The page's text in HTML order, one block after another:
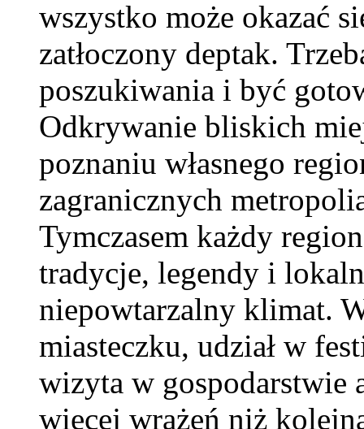
wszystko może okazać
zatłoczony deptak.
poszukiwania i być
Odkrywanie bliskich
poznaniu własnego
zagranicznych
Tymczasem każdy
tradycje, legendy i
niepowtarzalny klimat.
miasteczku, udział w
wizyta w gospodarstwie
więcej wrażeń niż